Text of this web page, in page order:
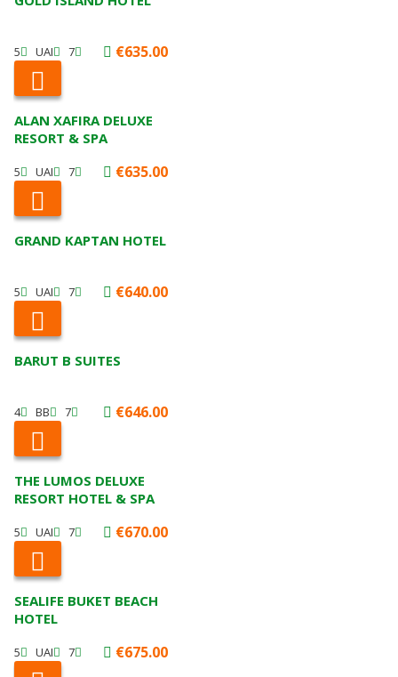
5 UAI 7 €635.00
ALAN XAFIRA DELUXE
RESORT & SPA
5 UAI 7 €635.00
GRAND KAPTAN HOTEL
5 UAI 7 €640.00
BARUT B SUITES
4 BB 7 €646.00
THE LUMOS DELUXE
RESORT HOTEL & SPA
5 UAI 7 €670.00
SEALIFE BUKET BEACH
HOTEL
5 UAI 7 €675.00